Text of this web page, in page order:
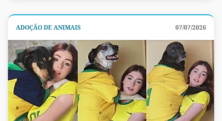
ADOÇÃO DE ANIMAIS 07/07/2026